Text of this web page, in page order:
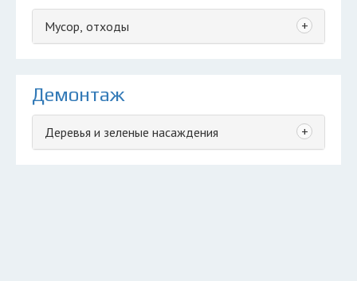
Мусор, отходы +
Демонтаж
Деревья и зеленые насаждения +